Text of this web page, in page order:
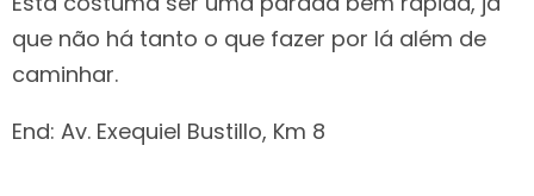
que não há tanto o que fazer por lá além de
caminhar.
End: Av. Exequiel Bustillo, Km 8